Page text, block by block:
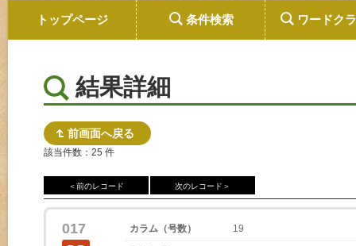
トップページ 条件検索 ワードク
結果詳細
前画面へ戻る
該当件数：25 件
＜前のレコード 次のレコード＞
017 カラム（号数） 19